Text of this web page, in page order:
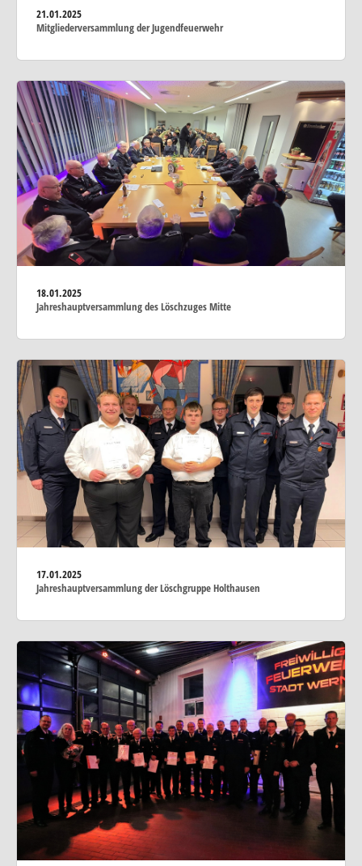
21.01.2025
Mitgliederversammlung der Jugendfeuerwehr
18.01.2025
Jahreshauptversammlung des Löschzuges Mitte
17.01.2025
Jahreshauptversammlung der Löschgruppe Holthausen